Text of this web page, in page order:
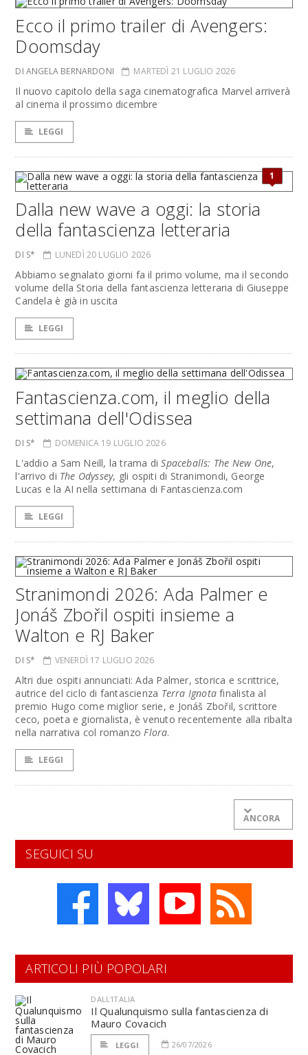
Ecco il primo trailer di Avengers:
Doomsday
DI ANGELA BERNARDONI MARTEDÌ 21 LUGLIO 2026
Il nuovo capitolo della saga cinematografica Marvel arriverà
al cinema il prossimo dicembre
LEGGI
1
Dalla new wave a oggi: la storia
della fantascienza letteraria
DI S* LUNEDÌ 20 LUGLIO 2026
Abbiamo segnalato giorni fa il primo volume, ma il secondo
volume della Storia della fantascienza letteraria di Giuseppe
Candela è già in uscita
LEGGI
Fantascienza.com, il meglio della
settimana dell'Odissea
DI S* DOMENICA 19 LUGLIO 2026
L'addio a Sam Neill, la trama diSpaceballs: The New One,
l'arrivo di The Odyssey, gli ospiti di Stranimondi, George
Lucas e la AI nella settimana di Fantascienza.com
LEGGI
Stranimondi 2026: Ada Palmer e
Jonáš Zbořil ospiti insieme a
Walton e RJ Baker
DI S* VENERDÌ 17 LUGLIO 2026
Altri due ospiti annunciati: Ada Palmer, storica e scrittrice,
autrice del ciclo di fantascienza Terra Ignota finalista al
premio Hugo come miglior serie, e Jonáš Zbořil, scrittore
ceco, poeta e giornalista, è venuto recentemente alla ribalta
nella narrativa col romanzoFlora.
LEGGI
ANCORA
SEGUICI SU
ARTICOLI PIÙ POPOLARI
DALL'ITALIA
Il Qualunquismo sulla fantascienza di
Mauro Covacich
LEGGI 26/07/2026